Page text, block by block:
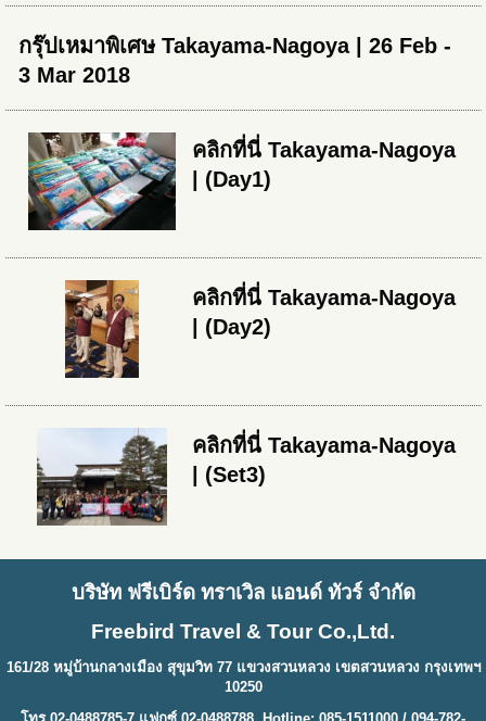
กรุ๊ปเหมาพิเศษ Takayama-Nagoya | 26 Feb -
3 Mar 2018
คลิกที่นี่ Takayama-Nagoya
| (Day1)
คลิกที่นี่ Takayama-Nagoya
| (Day2)
คลิกที่นี่ Takayama-Nagoya
| (Set3)
บริษัท ฟรีเบิร์ด ทราเวิล แอนด์ ทัวร์ จำกัด
Freebird Travel & Tour Co.,Ltd.
161/28 หมู่บ้านกลางเมือง สุขุมวิท 77 แขวงสวนหลวง เขตสวนหลวง กรุงเทพฯ
10250